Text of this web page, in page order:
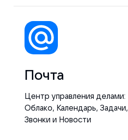
Почта
Центр управления делами:
Облако, Календарь, Задачи,
Звонки и Новости